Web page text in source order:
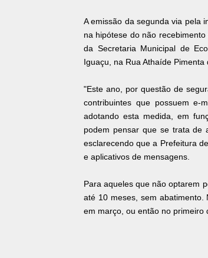
A emissão da segunda via pela
na hipótese do não
da Secretaria Municipal de
Iguaçu, na Rua Athaíde Pimenta
"Este ano, por questão de
contribuintes que possuem
adotando esta medida, em
podem pensar que se trata de
esclarecendo que a Prefeitura
e aplicativos de mensagens.
Para aqueles que não optarem
até 10 meses, sem
em março, ou então no primeiro